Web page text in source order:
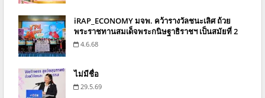
iRAP_ECONOMY มจพ. คว้ารางวัลชนะเลิศ ถ้วย
พระราชทานสมเด็จพระกนิษฐาธิราชฯ เป็นสมัยที่ 2
4.6.68
ไม่มีชื่อ
29.5.69